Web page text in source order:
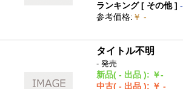
ランキング [ その他]-
参考価格: ￥ -
タイトル不明
- 発売
新品( - 出品 ): ￥-
中古( - 出品 ): ￥ -